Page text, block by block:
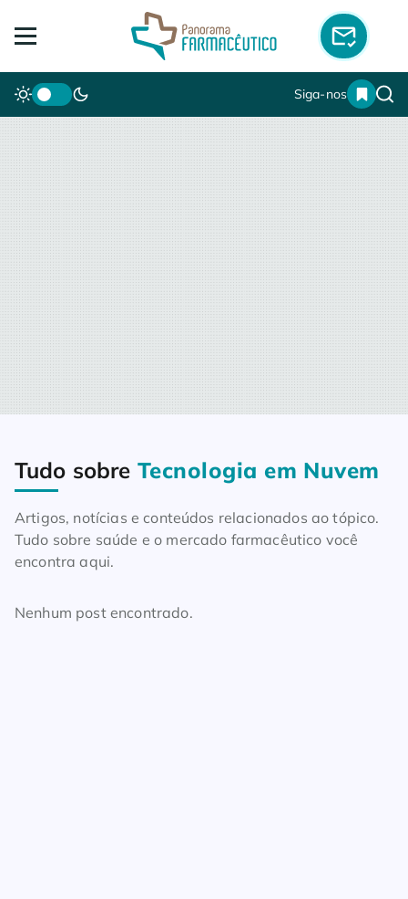
Siga-nos
Home Blog Tudo sobre Tecnologia em Nuvem
Tudo sobre Tecnologia em Nuvem
Artigos, notícias e conteúdos relacionados ao tópico.
Tudo sobre saúde e o mercado farmacêutico você
encontra aqui.
Nenhum post encontrado.